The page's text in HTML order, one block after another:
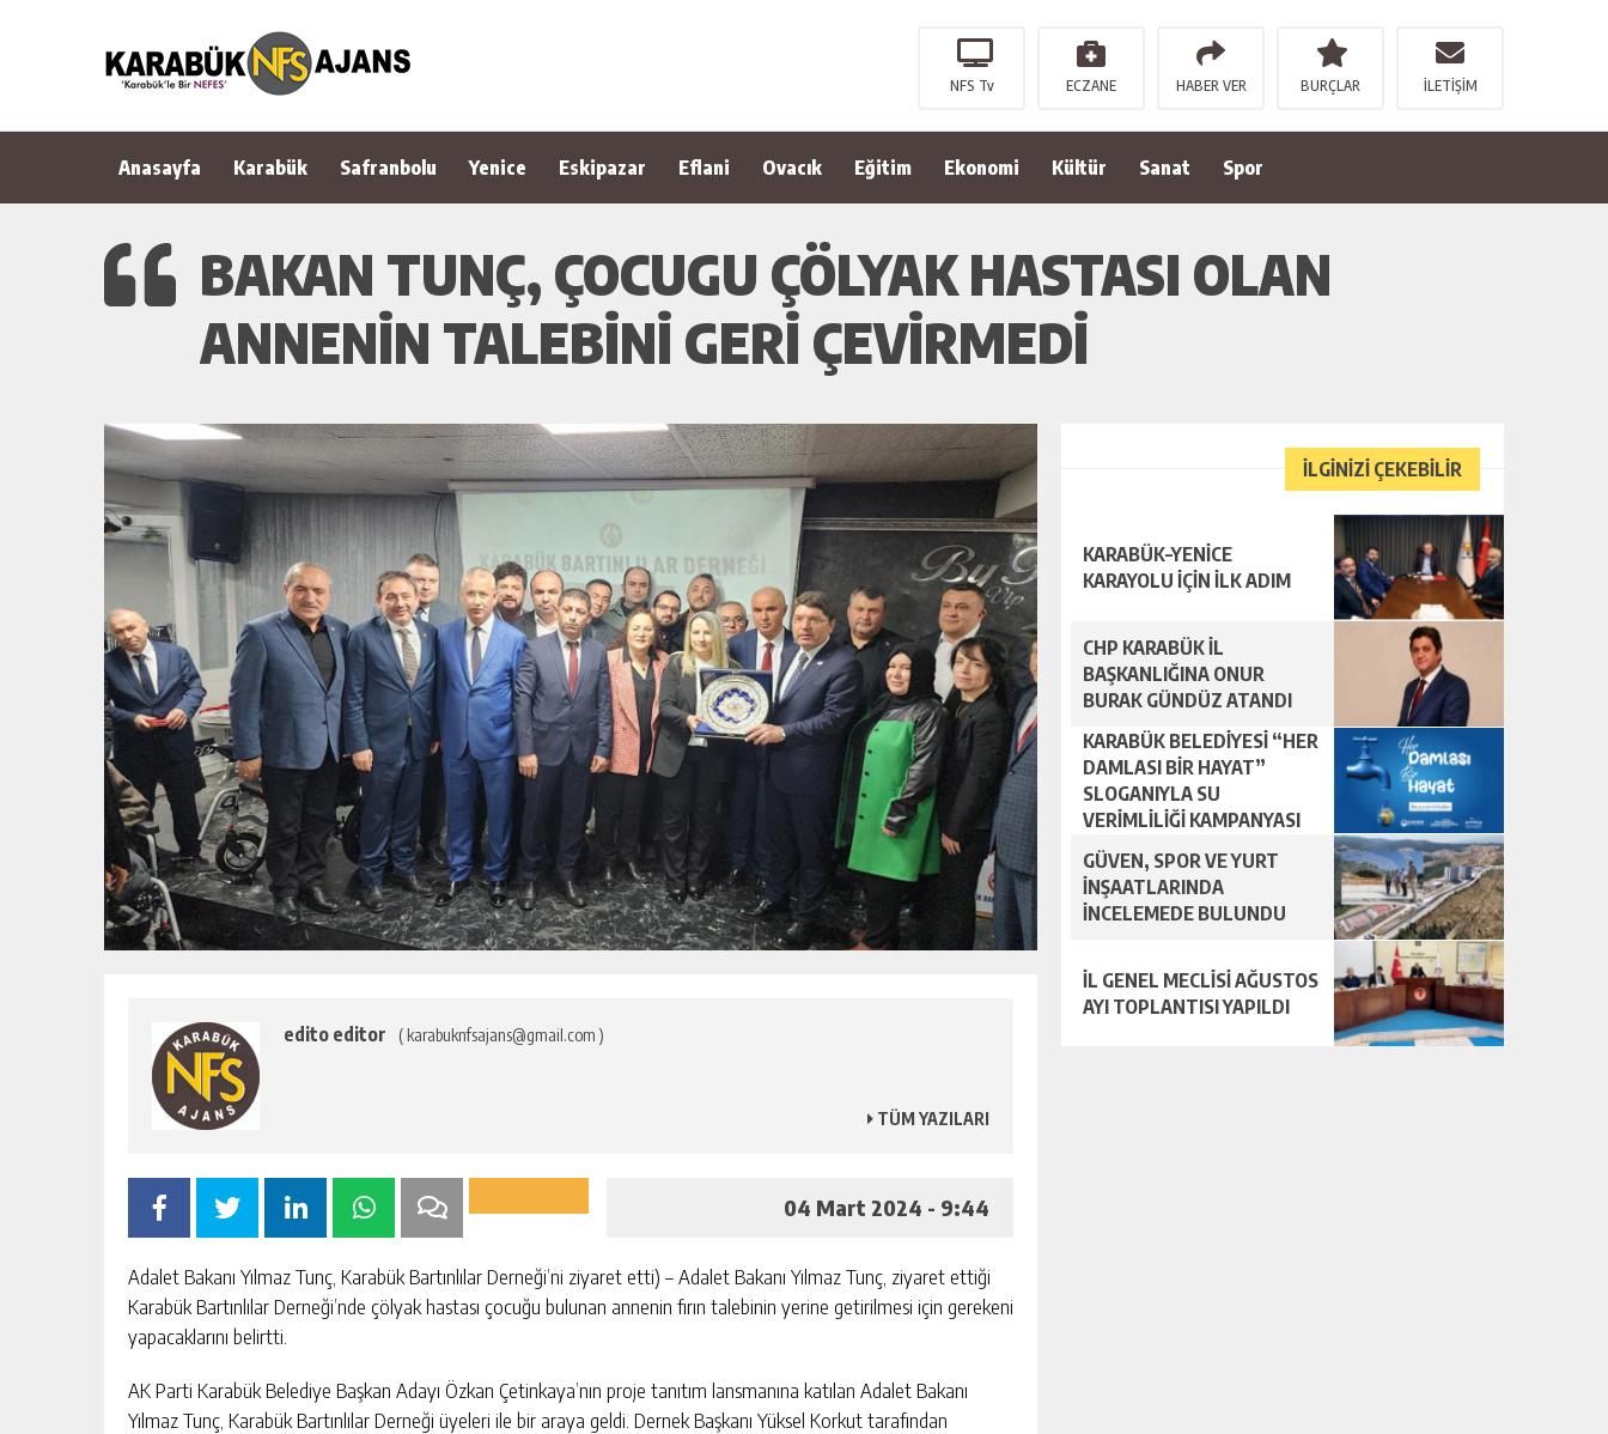
NFS Tv ECZANE HABER VER BURÇLAR İLETİŞİM
Anasayfa Karabük Safranbolu Yenice Eskipazar Eflani Ovacık Eğitim Ekonomi Kültür Sanat Spor
BAKAN TUNÇ, ÇOCUGU ÇÖLYAK HASTASI OLAN
ANNENİN TALEBİNİ GERİ ÇEVİRMEDİ
edito editor ( karabuknfsajans@gmail.com )
TÜM YAZILARI
04 Mart 2024 - 9:44
Adalet Bakanı Yılmaz Tunç, Karabük Bartınlılar Derneği’ni ziyaret etti) – Adalet Bakanı Yılmaz Tunç, ziyaret ettiği
Karabük Bartınlılar Derneği’nde çölyak hastası çocuğu bulunan annenin fırın talebinin yerine getirilmesi için gerekeni
yapacaklarını belirtti.
AK Parti Karabük Belediye Başkan Adayı Özkan Çetinkaya’nın proje tanıtım lansmanına katılan Adalet Bakanı
Yılmaz Tunç, Karabük Bartınlılar Derneği üyeleri ile bir araya geldi. Dernek Başkanı Yüksel Korkut tarafından
İLGİNİZİ ÇEKEBİLİR
KARABÜK–YENİCE
KARAYOLU İÇİN İLK ADIM
CHP KARABÜK İL
BAŞKANLIĞINA ONUR
BURAK GÜNDÜZ ATANDI
KARABÜK BELEDİYESİ “HER
DAMLASI BİR HAYAT”
SLOGANIYLA SU
VERİMLİLİĞİ KAMPANYASI
BAŞLATTI.
GÜVEN, SPOR VE YURT
İNŞAATLARINDA
İNCELEMEDE BULUNDU
İL GENEL MECLİSİ AĞUSTOS
AYI TOPLANTISI YAPILDI